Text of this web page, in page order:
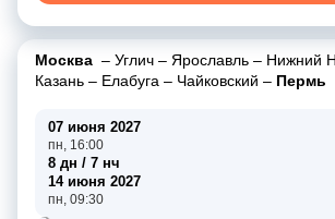
Москва – Углич – Ярославль – Нижний
Казань – Елабуга – Чайковский – Пермь
07 июня 2027
пн, 16:00
8 дн / 7 нч
14 июня 2027
пн, 09:30